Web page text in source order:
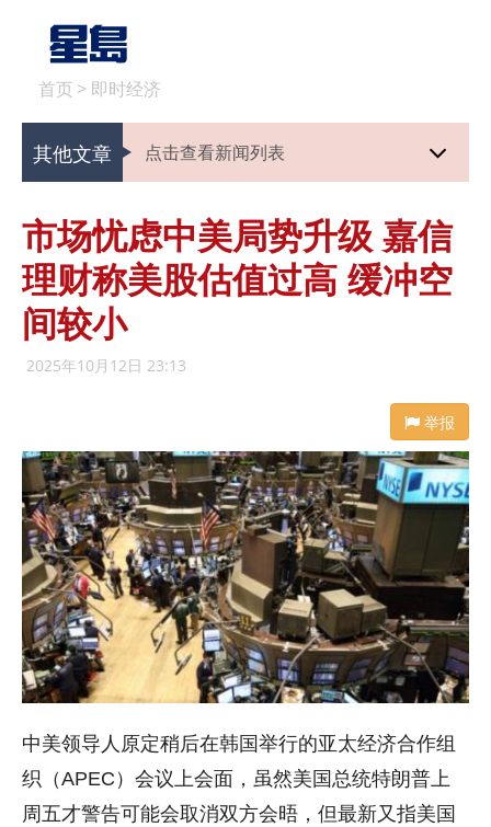
首页 > 即时经济
其他文章 点击查看新闻列表
市场忧虑中美局势升级 嘉信
理财称美股估值过高 缓冲空
间较小
2025年10月12日 23:13
举报
中美领导人原定稍后在韩国举行的亚太经济合作组
织（APEC）会议上会面，虽然美国总统特朗普上
周五才警告可能会取消双方会晤，但最新又指美国